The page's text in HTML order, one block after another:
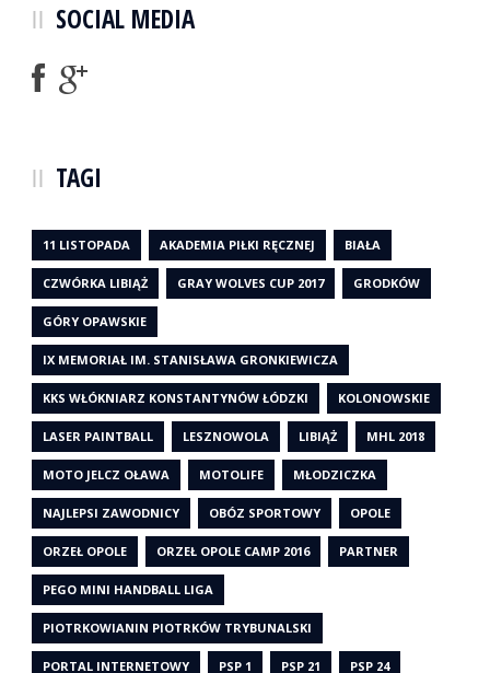
SOCIAL MEDIA
TAGI
11 LISTOPADA AKADEMIA PIŁKI RĘCZNEJ BIAŁA
CZWÓRKA LIBIĄŻ GRAY WOLVES CUP 2017 GRODKÓW
GÓRY OPAWSKIE
IX MEMORIAŁ IM. STANISŁAWA GRONKIEWICZA
KKS WŁÓKNIARZ KONSTANTYNÓW ŁÓDZKI KOLONOWSKIE
LASER PAINTBALL LESZNOWOLA LIBIĄŻ MHL 2018
MOTO JELCZ OŁAWA MOTOLIFE MŁODZICZKA
NAJLEPSI ZAWODNICY OBÓZ SPORTOWY OPOLE
ORZEŁ OPOLE ORZEŁ OPOLE CAMP 2016 PARTNER
PEGO MINI HANDBALL LIGA
PIOTRKOWIANIN PIOTRKÓW TRYBUNALSKI
PORTAL INTERNETOWY PSP 1 PSP 21 PSP 24